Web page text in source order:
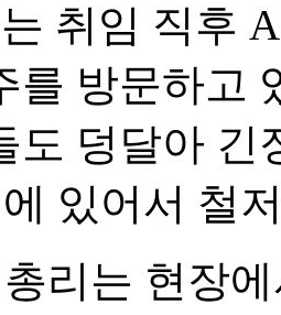
취임 직후
를 방문하고
도 덩달아
있어서 철
리는 현장